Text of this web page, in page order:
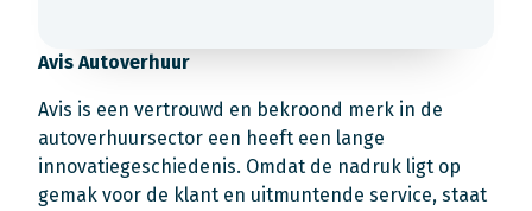
Avis Autoverhuur
Avis is een vertrouwd en bekroond merk in de
autoverhuursector een heeft een lange
innovatiegeschiedenis. Omdat de nadruk ligt op
gemak voor de klant en uitmuntende service, staat